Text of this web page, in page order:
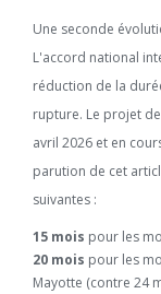
Une seconde
L'accord national
réduction de la
rupture. Le projet
avril 2026 et en
parution de cet
suivantes :
15 mois pour les
20 mois pour les
Mayotte (contre 24